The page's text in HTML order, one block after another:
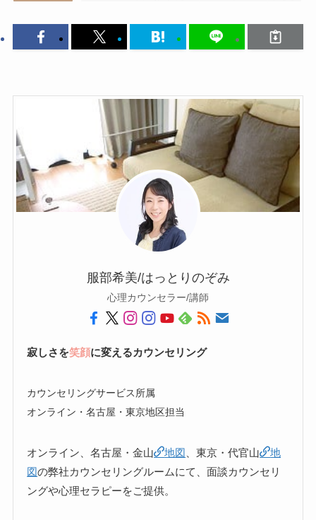
服部希美/はっとりのぞみ
心理カウンセラー/講師
寂しさを笑顔に変えるカウンセリング
カウンセリングサービス所属
オンライン・名古屋・東京地区担当
オンライン、名古屋・金山 地図 、東京・代官山
地
図の弊社カウンセリングルームにて、面談カウンセリ
ングや心理セラピーをご提供。